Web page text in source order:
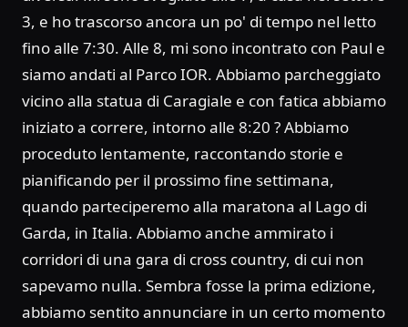
3, e ho trascorso ancora un po' di tempo nel letto
fino alle 7:30. Alle 8, mi sono incontrato con Paul e
siamo andati al Parco IOR. Abbiamo parcheggiato
vicino alla statua di Caragiale e con fatica abbiamo
iniziato a correre, intorno alle 8:20 ? Abbiamo
proceduto lentamente, raccontando storie e
pianificando per il prossimo fine settimana,
quando parteciperemo alla maratona al Lago di
Garda, in Italia. Abbiamo anche ammirato i
corridori di una gara di cross country, di cui non
sapevamo nulla. Sembra fosse la prima edizione,
abbiamo sentito annunciare in un certo momento